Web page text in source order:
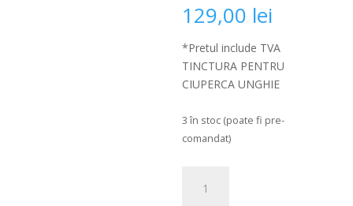
129,00 lei
*Pretul include TVA
TINCTURA PENTRU
CIUPERCA UNGHIE
3 în stoc (poate fi pre-
comandat)
TINCTURA